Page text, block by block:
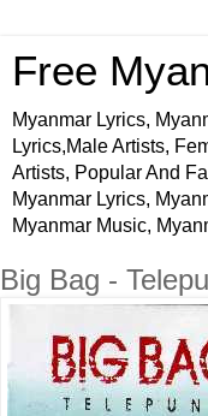
Free
Myanmar Lyrics,
Lyrics,Male Artists,
Artists, Popular And
Myanmar Lyrics,
Myanmar Music,
Big Bag -